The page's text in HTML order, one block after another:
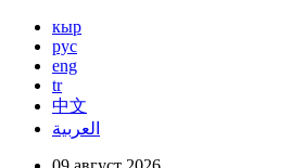
кыр
рус
eng
tr
中文
العربية